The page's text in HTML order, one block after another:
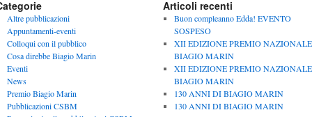
Altre pubblicazioni
Appuntamenti-eventi
Colloqui con il pubblico
Cosa direbbe Biagio Marin
Eventi
News
Premio Biagio Marin
Pubblicazioni CSBM
Articoli recenti
Buon compleanno Edda! EVENTO
SOSPESO
XII EDIZIONE PREMIO NAZIONALE
BIAGIO MARIN
XII EDIZIONE PREMIO NAZIONALE
BIAGIO MARIN
130 ANNI DI BIAGIO MARIN
130 ANNI DI BIAGIO MARIN